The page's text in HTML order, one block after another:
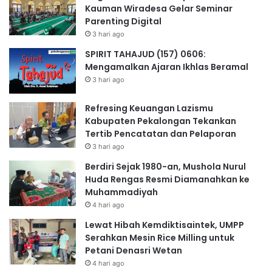
Kauman Wiradesa Gelar Seminar
Parenting Digital
3 hari ago
SPIRIT TAHAJUD (157) 0606:
Mengamalkan Ajaran Ikhlas Beramal
3 hari ago
Refresing Keuangan Lazismu
Kabupaten Pekalongan Tekankan
Tertib Pencatatan dan Pelaporan
3 hari ago
Berdiri Sejak 1980-an, Mushola Nurul
Huda Rengas Resmi Diamanahkan ke
Muhammadiyah
4 hari ago
Lewat Hibah Kemdiktisaintek, UMPP
Serahkan Mesin Rice Milling untuk
Petani Denasri Wetan
4 hari ago